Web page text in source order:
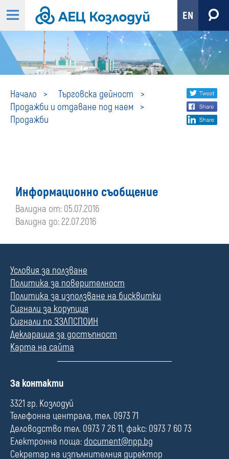
EN
Начало
Търговска дейност
Продажби и отдаване под наем
Продажби
ПродажбиShare
social
Информационно съобщение
Валидна от: 05.07.2016
Валидна до: 22.07.2016
Условия за ползване
Политика за поверителност
Политика за използване на бисквитки
Сигнали за корупция
Сигнали по ЗЗЛПСПОИН
Декларация за достъпност
Карта на сайта
П
л
е
За контакти
3321 гр. Козлодуй
Телефонна централа, тел. 0973 71
Деловодство тел. 0973 7 26 11, факс: 0973 7 60 73
Електронна поща: document@npp.bg
Секретар на изпълнителния директор